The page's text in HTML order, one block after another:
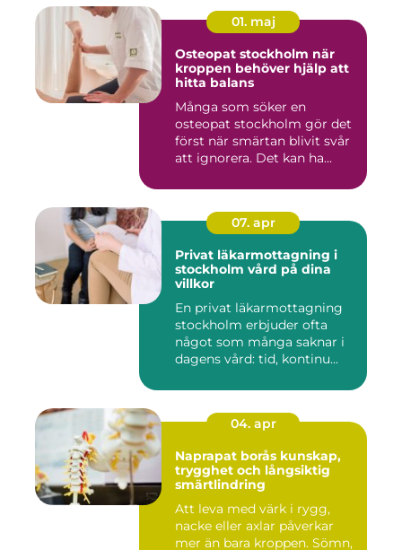
01. maj
Osteopat stockholm när
kroppen behöver hjälp att
hitta balans
Många som söker en
osteopat stockholm gör det
först när smärtan blivit svår
att ignorera. Det kan ha...
07. apr
Privat läkarmottagning i
stockholm vård på dina
villkor
En privat läkarmottagning
stockholm erbjuder ofta
något som många saknar i
dagens vård: tid, kontinu...
04. apr
Naprapat borås kunskap,
trygghet och långsiktig
smärtlindring
Att leva med värk i rygg,
nacke eller axlar påverkar
mer än bara kroppen. Sömn,